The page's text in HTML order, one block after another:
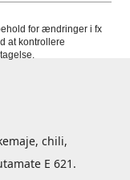
for ændringer i fx
at kontrollere
chili,
E 621.